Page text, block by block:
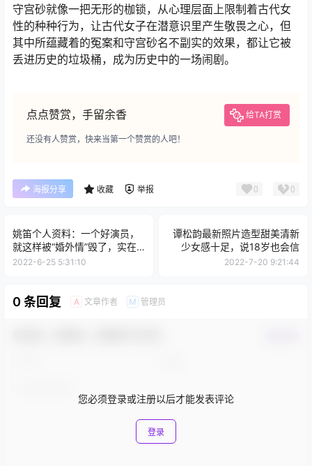
守宫砂就像一把无形的枷锁，从心理层面上限制着古代女
性的种种行为，让古代女子在潜意识里产生敬畏之心，但
其中所蕴藏着的冤案和守宫砂名不副实的效果，都让它被
丢进历史的垃圾桶，成为历史中的一场闹剧。
点点赞赏，手留余香 给TA打赏
还没有人赞赏，快来当第一个赞赏的人吧！
海报分享 收藏 举报 0 0
姚笛个人资料：一个好演员，
就这样被“婚外情”毁了，实在
令人可惜
2022-6-25 5:31:10
谭松韵最新照片造型甜美清新
少女感十足，说18岁也会信
2022-7-20 9:21:44
0 条回复 A 文章作者 M 管理员
您必须登录或注册以后才能发表评论
登录